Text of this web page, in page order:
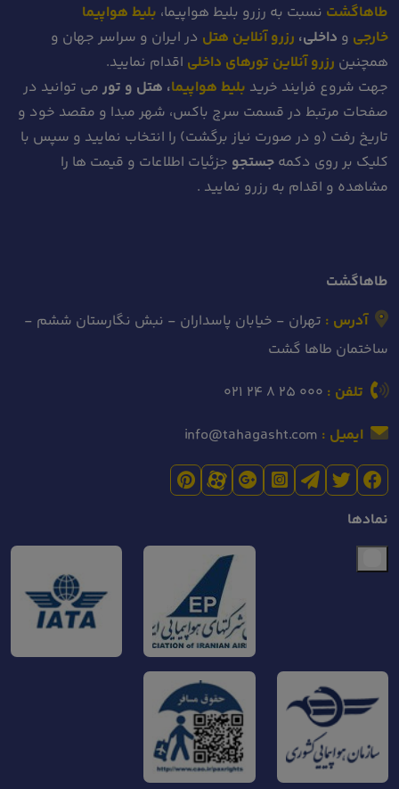
طاهاگشت نسبت به رزرو بلیط هواپیما، بلیط هواپیما
خارجی و داخلی، رزرو آنلاین هتل در ایران و سراسر جهان و
همچنین رزرو آنلاین تورهای داخلی اقدام نمایید.
جهت شروع فرایند خرید بلیط هواپیما، هتل و تور می توانید در
صفحات مرتبط در قسمت سرچ باکس، شهر مبدا و مقصد خود و
تاریخ رفت (و در صورت نیاز برگشت) را انتخاب نمایید و سپس با
کلیک بر روی دکمه جستجو جزئیات اطلاعات و قیمت ها را
مشاهده و اقدام به رزرو نمایید .
طاهاگشت
آدرس : تهران - خیابان پاسداران - نبش نگارستان ششم -
ساختمان طاها گشت
تلفن : 021 24 8 25 000
ایمیل : info@tahagasht.com
نمادها